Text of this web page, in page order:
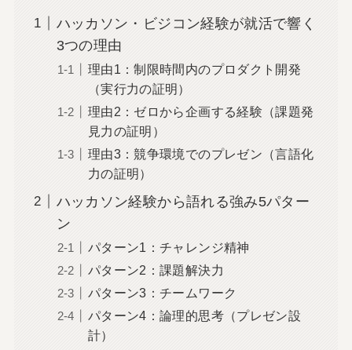
ハッカソン・ビジコン経験が就活で響く
3つの理由
理由1：制限時間内のプロダクト開発
（実行力の証明）
理由2：ゼロから企画する経験（課題発
見力の証明）
理由3：競争環境でのプレゼン（言語化
力の証明）
ハッカソン経験から語れる強み5パター
ン
パターン1：チャレンジ精神
パターン2：課題解決力
パターン3：チームワーク
パターン4：論理的思考（プレゼン設
計）